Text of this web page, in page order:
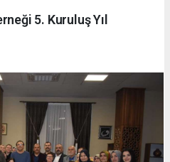
5. Kuruluş Yıl